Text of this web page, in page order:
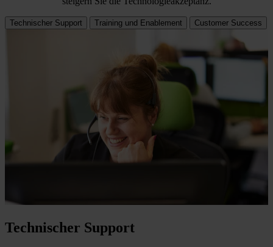
Technischer Support Training und Enablement Customer Success
Technischer Support